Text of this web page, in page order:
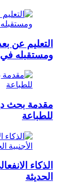
التعليم عن
ومستقبله في 2025
مقدمة بحث
للطباعة
الذكاء
الحديثة